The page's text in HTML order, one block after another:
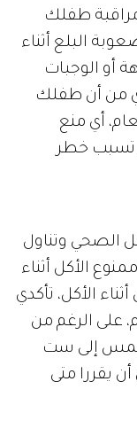
مراقبة طفلك
البلع أثناء
أو الوجبات
من أن طفلك
أي منع
تسبب خطر
الصحي وتناول
الأكل أثناء
الأكل، تأكدي
على الرغم من
خمس إلى ست
يقررا متى